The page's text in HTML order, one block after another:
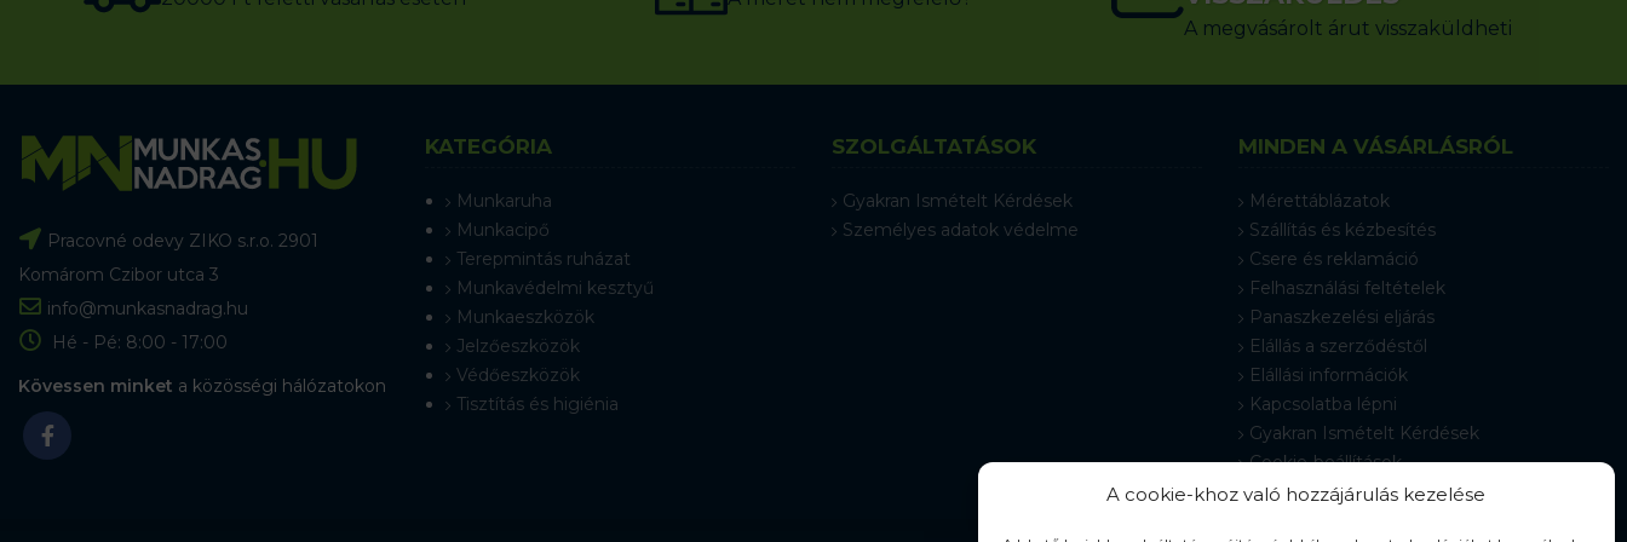
A cookie-khoz való hozzájárulás kezelése
A megvásárolt árut visszaküldheti
Pracovné odevy ZIKO s.r.o. 2901
Komárom Czibor utca 3
info@munkasnadrag.hu
Hé - Pé: 8:00 - 17:00
Kövessen minket a közösségi hálózatokon
KATEGÓRIA
Munkaruha
Munkacipő
Terepmintás ruházat
Munkavédelmi kesztyű
Munkaeszközök
Jelzőeszközök
Védőeszközök
Tisztítás és higiénia
SZOLGÁLTATÁSOK
Gyakran Ismételt Kérdések
Személyes adatok védelme
MINDEN A VÁSÁRLÁSRÓL
Mérettáblázatok
Szállítás és kézbesítés
Csere és reklamáció
Felhasználási feltételek
Panaszkezelési eljárás
Elállás a szerződéstől
Elállási információk
Kapcsolatba lépni
Gyakran Ismételt Kérdések
Cookie-beállítások